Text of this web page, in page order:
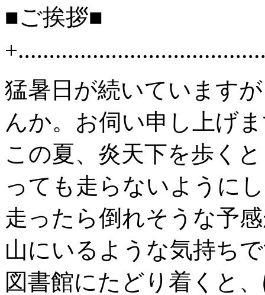
■ご挨拶■
猛暑日が続いています
んか。お伺い申し上げ
この夏、炎天下を歩く
っても走らないように
走ったら倒れそうな予
山にいるような気持ち
図書館にたどり着くと